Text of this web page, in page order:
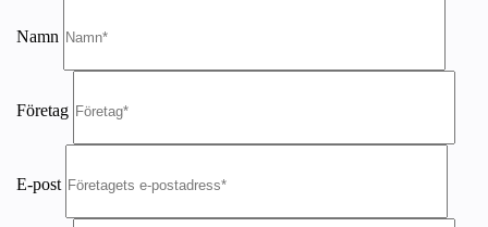
Namn
Företag
E-post